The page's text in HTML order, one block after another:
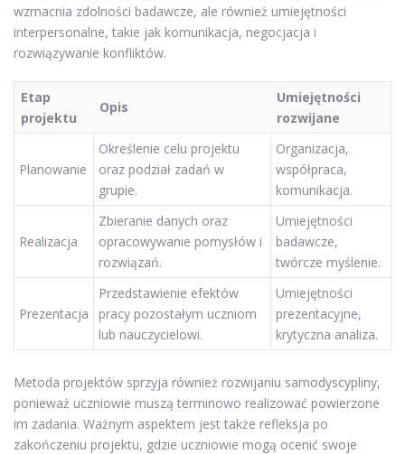
wzmacnia zdolności badawcze, ale również umiejętności
interpersonalne, takie jak komunikacja, negocjacja i
rozwiązywanie konfliktów.
Etap
projektu
Opis
Umiejętności
rozwijane
Planowanie
Określenie celu projektu
oraz podział zadań w
grupie.
Organizacja,
współpraca,
komunikacja.
Realizacja
Zbieranie danych oraz
opracowywanie pomysłów i
rozwiązań.
Umiejętności
badawcze,
twórcze myślenie.
Prezentacja
Przedstawienie efektów
pracy pozostałym uczniom
lub nauczycielowi.
Umiejętności
prezentacyjne,
krytyczna analiza.
Metoda projektów sprzyja również rozwijaniu samodyscypliny,
ponieważ uczniowie muszą terminowo realizować powierzone
im zadania. Ważnym aspektem jest także refleksja po
zakończeniu projektu, gdzie uczniowie mogą ocenić swoje